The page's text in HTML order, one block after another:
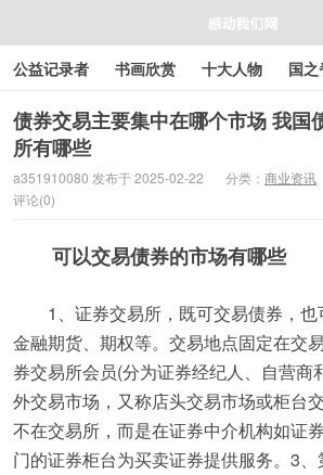
感动我们网
公益记录者 书画欣赏 十大人物 国
好人好事 感人资讯 商业资讯 在线工
债券交易主要集中在哪个市场 我国
所有哪些
a351910080 发布于 2025-02-22 分类： 商业资讯
评论(0)
可以交易债券的市场有哪些
1、证券交易所，既可交易债券，
金融期货、期权等。交易地点固定在交
券交易所会员(分为证券经纪人、自营商
外交易市场，又称店头交易市场或柜台
不在交易所，而是在证券中介机构如证
门的证券柜台为买卖证券提供服务。3